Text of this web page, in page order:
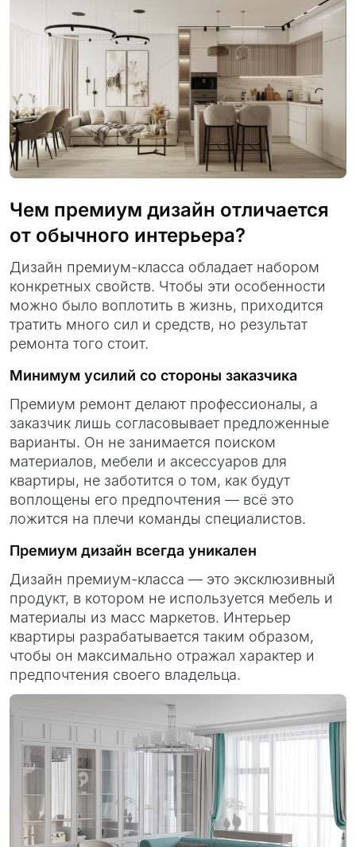
Чем премиум дизайн отличается
от обычного интерьера?
Дизайн премиум-класса обладает набором
конкретных свойств. Чтобы эти особенности
можно было воплотить в жизнь, приходится
тратить много сил и средств, но результат
ремонта того стоит.
Минимум усилий со стороны заказчика
Премиум ремонт делают профессионалы, а
заказчик лишь согласовывает предложенные
варианты. Он не занимается поиском
материалов, мебели и аксессуаров для
квартиры, не заботится о том, как будут
воплощены его предпочтения — всё это
ложится на плечи команды специалистов.
Премиум дизайн всегда уникален
Дизайн премиум-класса — это эксклюзивный
продукт, в котором не используется мебель и
материалы из масс маркетов. Интерьер
квартиры разрабатывается таким образом,
чтобы он максимально отражал характер и
предпочтения своего владельца.